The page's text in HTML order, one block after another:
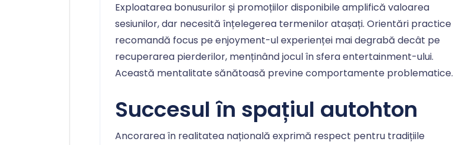
Exploatarea bonusurilor și promoțiilor disponibile amplifică valoarea
sesiunilor, dar necesită înțelegerea termenilor atașați. Orientări practice
recomandă focus pe enjoyment-ul experienței mai degrabă decât pe
recuperarea pierderilor, menținând jocul în sfera entertainment-ului.
Această mentalitate sănătoasă previne comportamente problematice.
Succesul în spațiul autohton
Ancorarea în realitatea națională exprimă respect pentru tradițiile